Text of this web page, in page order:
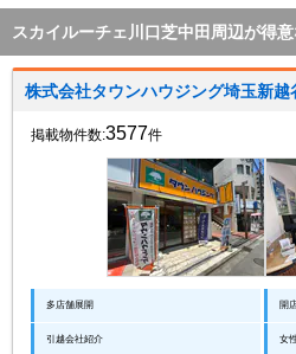
スカイルーチェ川口芝中田周辺が得
株式会社タウンハウジング埼玉新越
掲載物件数:3577件
多店舗展開 開
引越会社紹介 女